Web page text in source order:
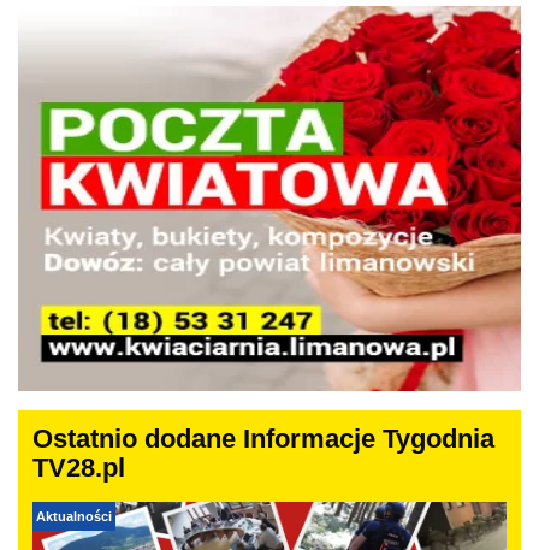
Ostatnio dodane Informacje Tygodnia
TV28.pl
Aktualności